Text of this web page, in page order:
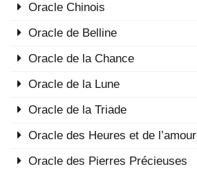
Oracle Chinois
Oracle de Belline
Oracle de la Chance
Oracle de la Lune
Oracle de la Triade
Oracle des Heures et de l’amour
Oracle des Pierres Précieuses